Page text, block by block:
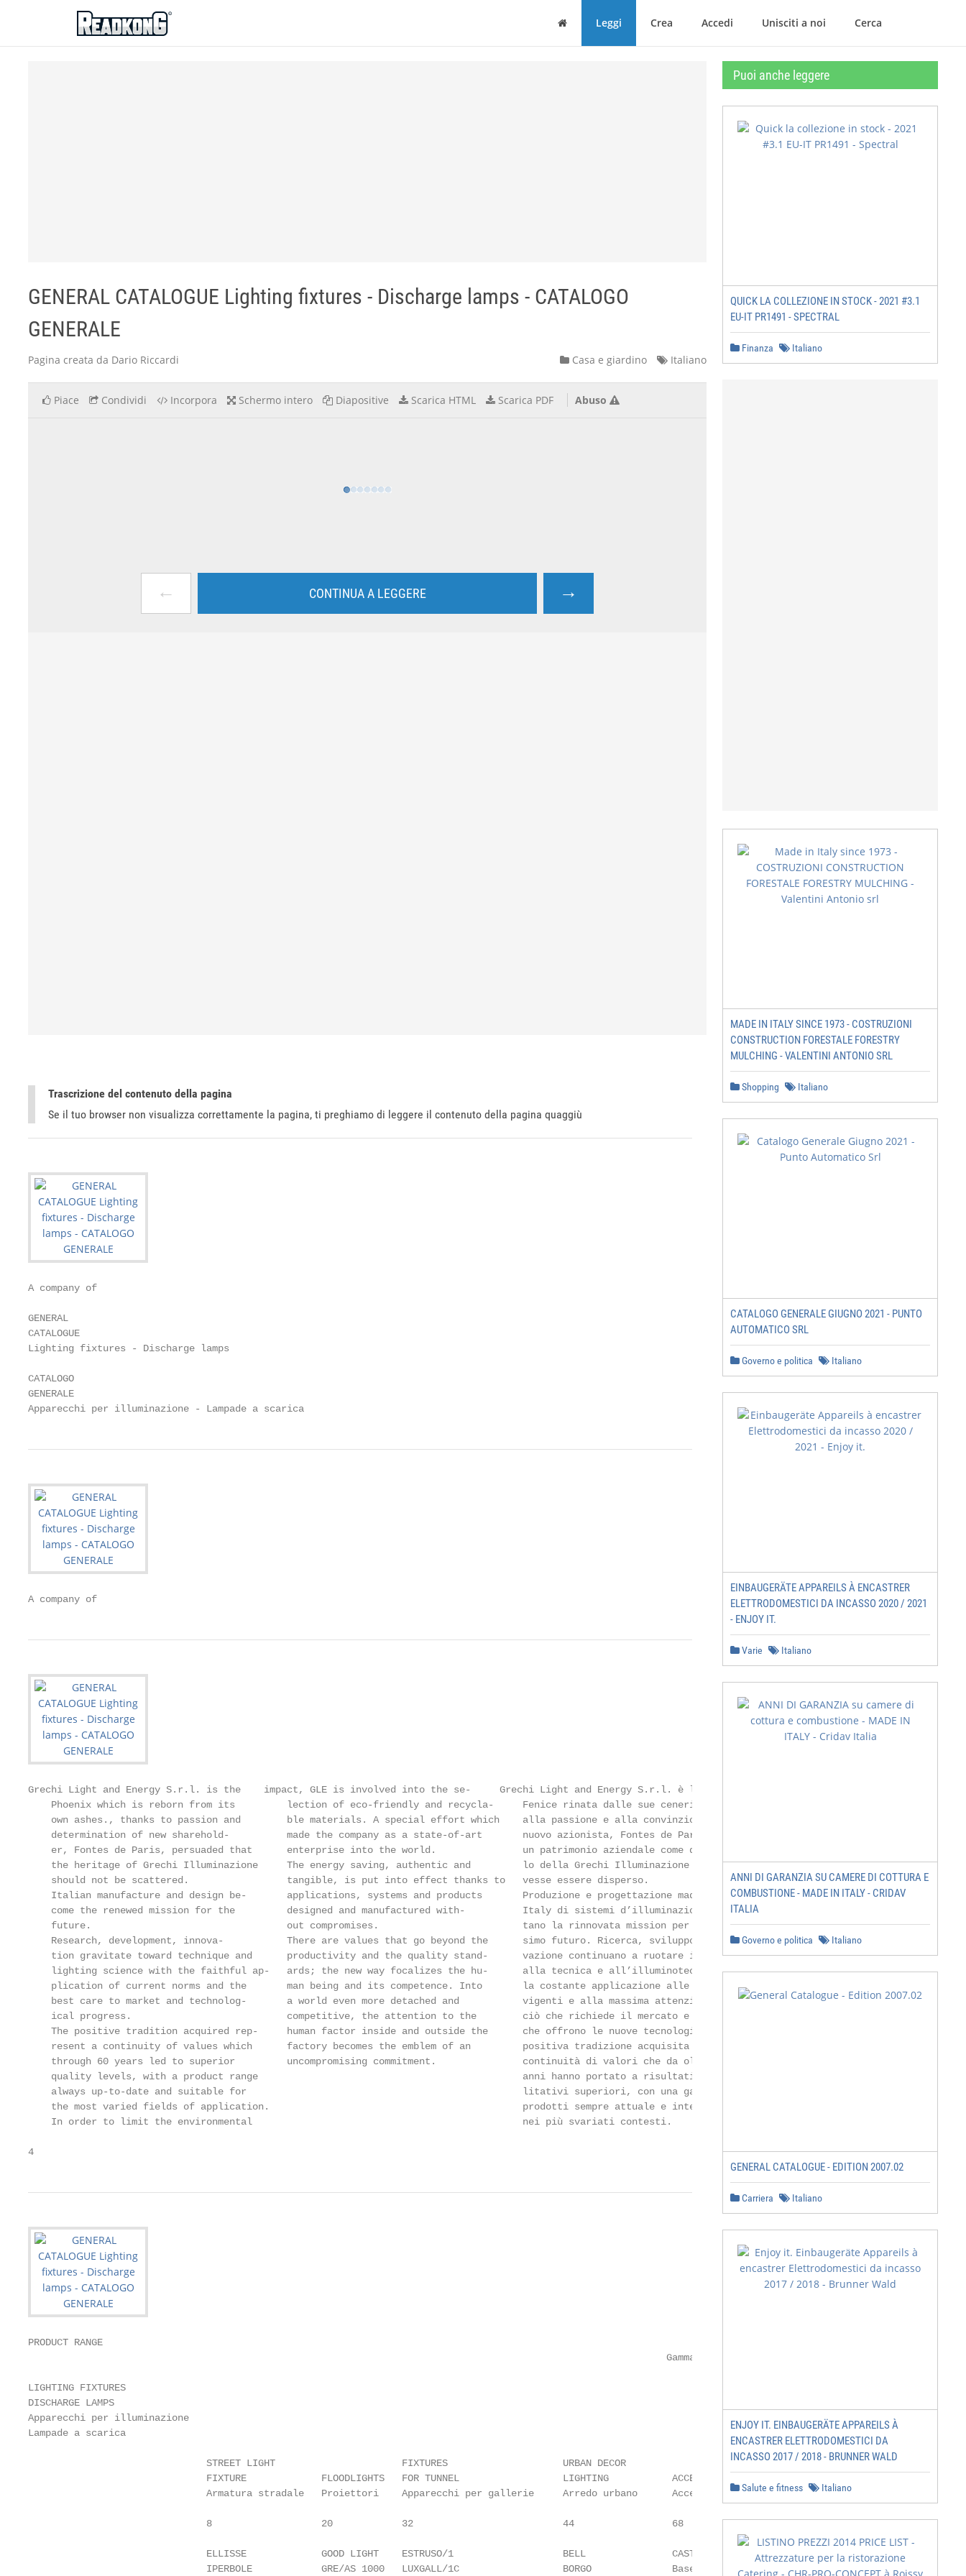
ReadkonG
Home Leggi Crea Accedi Unisciti a noi Cerca
GENERAL CATALOGUE Lighting fixtures - Discharge lamps - CATALOGO
GENERALE
Pagina creata da Dario Riccardi Casa e giardino Italiano
Piace Condividi Incorpora Schermo intero Diapositive Scarica HTML Scarica PDF Abuso
← CONTINUA A LEGGERE →
Trascrizione del contenuto della pagina
Se il tuo browser non visualizza correttamente la pagina, ti preghiamo di leggere il contenuto della pagina quaggiù
A company of
GENERAL
CATALOGUE
Lighting fixtures - Discharge lamps
CATALOGO
GENERALE
Apparecchi per illuminazione - Lampade a scarica
A company of
Grechi Light and Energy S.r.l. is the    impact, GLE is involved into the se-     Grechi Light and Energy S.r.l. è la       Nell’ottica di procurare il minor im-
    Phoenix which is reborn from its         lection of eco-friendly and recycla-     Fenice rinata dalle sue ceneri, grazie    patto ambientale, Grechi Light and
own ashes., thanks to passion and        ble materials. A special effort which    alla passione e alla convinzione di un    Energy S.r.l. si impegna anche
determination of new sharehold-          made the company as a state-of-art       nuovo azionista, Fontes de Paris, che     ricerca di materiali
er, Fontes de Paris, persuaded that      enterprise into the world.               un patrimonio aziendale come quel-        riciclabili. Uno sforzo produttivo
the heritage of Grechi Illuminazione     The energy saving, authentic and         lo della Grechi Illuminazione non do-     indifferente con il quale
should not be scattered.                 tangible, is put into effect thanks to   vesse essere disperso.                    posiziona all’avanguardia nel
Italian manufacture and design be-       applications, systems and products       Produzione e progettazione made in        Il risparmio energetico, vero e
come the renewed mission for the         designed and manufactured with-          Italy di sistemi d’illuminazione diven-   bile attraverso applicazioni,
future.                                  out compromises.                         tano la rinnovata mission per il pros-    e prodotti pensati e realizzati
    Research, development, innova-           There are values that go beyond the      simo futuro. Ricerca, sviluppo, inno-     compromessi.
tion gravitate toward technique and      productivity and the quality stand-      vazione continuano a ruotare intorno      Vi sono anche valori che vanno
lighting science with the faithful ap-   ards; the new way focalizes the hu-      alla tecnica e all’illuminotecnica con    la produttività o gli standard
plication of current norms and the       man being and its competence. Into       la costante applicazione alle norme       tivi e il nuovo corso focalizza
best care to market and technolog-       a world even more detached and           vigenti e alla massima attenzione di      e le sue professionalità. In un
    ical progress.                           competitive, the attention to the        ciò che richiede il mercato e di ciò      do sempre più freddo e competitivo
The positive tradition acquired rep-     human factor inside and outside the      che offrono le nuove tecnologie. La       l’attenzione al fattore umano
resent a continuity of values which      factory becomes the emblem of an         positiva tradizione acquisita significa   e fuori l’azienda diventa il
    through 60 years led to superior         uncompromising commitment.               continuità di valori che da oltre 60      un impegno che non ammette com-
    quality levels, with a product range                                              anni hanno portato a risultati qua-       promessi.
    always up-to-date and suitable for                                                litativi superiori, con una gamma di
    the most varied fields of application.                                            prodotti sempre attuale e integrabile
    In order to limit the environmental                                               nei più svariati contesti.
4
PRODUCT RANGE
                                                                                                               Gamma prodotti
LIGHTING FIXTURES
DISCHARGE LAMPS
Apparecchi per illuminazione
Lampade a scarica
                               STREET LIGHT                      FIXTURES                    URBAN DECOR
                               FIXTURE             FLOODLIGHTS   FOR TUNNEL                  LIGHTING           ACCESSORIES
                               Armatura stradale   Proiettori    Apparecchi per gallerie     Arredo urbano      Accessori
                               8                   20            32                          44                 68
                               ELLISSE             GOOD LIGHT    ESTRUSO/1                   BELL               CAST IRON BASE
                               IPERBOLE            GRE/AS 1000   LUXGALL/1C                  BORGO              Base in ghisa magentina
Puoi anche leggere
QUICK LA COLLEZIONE IN STOCK - 2021 #3.1
EU-IT PR1491 - SPECTRAL
Finanza Italiano
MADE IN ITALY SINCE 1973 - COSTRUZIONI
CONSTRUCTION FORESTALE FORESTRY
MULCHING - VALENTINI ANTONIO SRL
Shopping Italiano
CATALOGO GENERALE GIUGNO 2021 - PUNTO
AUTOMATICO SRL
Governo e politica Italiano
EINBAUGERÄTE APPAREILS À ENCASTRER
ELETTRODOMESTICI DA INCASSO 2020 / 2021
- ENJOY IT.
Varie Italiano
ANNI DI GARANZIA SU CAMERE DI COTTURA E
COMBUSTIONE - MADE IN ITALY - CRIDAV
ITALIA
Governo e politica Italiano
GENERAL CATALOGUE - EDITION 2007.02
Carriera Italiano
ENJOY IT. EINBAUGERÄTE APPAREILS À
ENCASTRER ELETTRODOMESTICI DA
INCASSO 2017 / 2018 - BRUNNER WALD
Salute e fitness Italiano